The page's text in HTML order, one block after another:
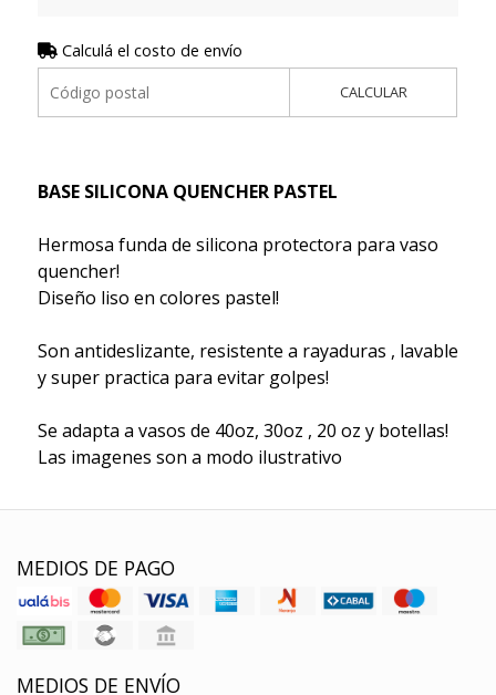
Calculá el costo de envío
CALCULAR
BASE SILICONA QUENCHER PASTEL
Hermosa funda de silicona protectora para vaso
quencher!
Diseño liso en colores pastel!
Son antideslizante, resistente a rayaduras , lavable
y super practica para evitar golpes!
Se adapta a vasos de 40oz, 30oz , 20 oz y botellas!
Las imagenes son a modo ilustrativo
MEDIOS DE PAGO
MEDIOS DE ENVÍO